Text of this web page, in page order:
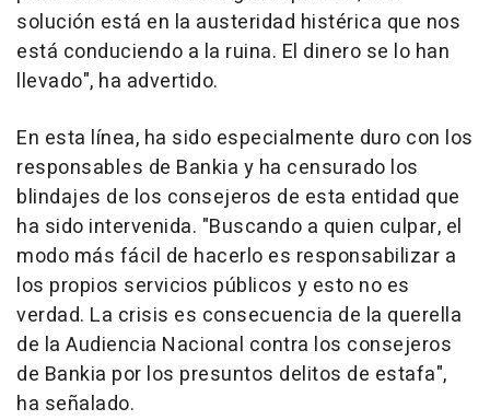
solución está en la austeridad histérica que nos
está conduciendo a la ruina. El dinero se lo han
llevado", ha advertido.
En esta línea, ha sido especialmente duro con los
responsables de Bankia y ha censurado los
blindajes de los consejeros de esta entidad que
ha sido intervenida. "Buscando a quien culpar, el
modo más fácil de hacerlo es responsabilizar a
los propios servicios públicos y esto no es
verdad. La crisis es consecuencia de la querella
de la Audiencia Nacional contra los consejeros
de Bankia por los presuntos delitos de estafa",
ha señalado.